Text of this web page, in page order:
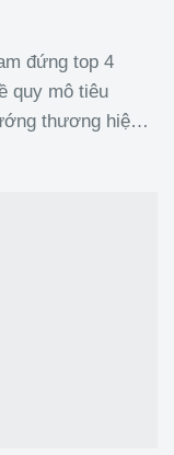
đứng top 4
quy mô tiêu
thương hiệu